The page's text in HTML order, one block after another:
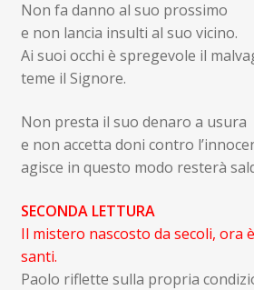
Non fa danno al suo prossimo
e non lancia insulti al suo vicino.
Ai suoi occhi è spregevole il
teme il Signore.
Non presta il suo denaro a usura
e non accetta doni contro
agisce in questo modo resterà
SECONDA LETTURA
Il mistero nascosto da secoli, ora
santi.
Paolo riflette sulla propria